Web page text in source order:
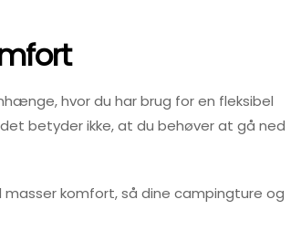
hvor du har brug for en fleksibel
betyder ikke, at du behøver at gå ned
komfort, så dine campingture og